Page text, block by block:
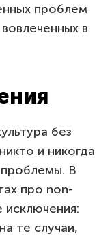
проблем
в
без
и никогда
проблемы. В
про non-
те случаи,